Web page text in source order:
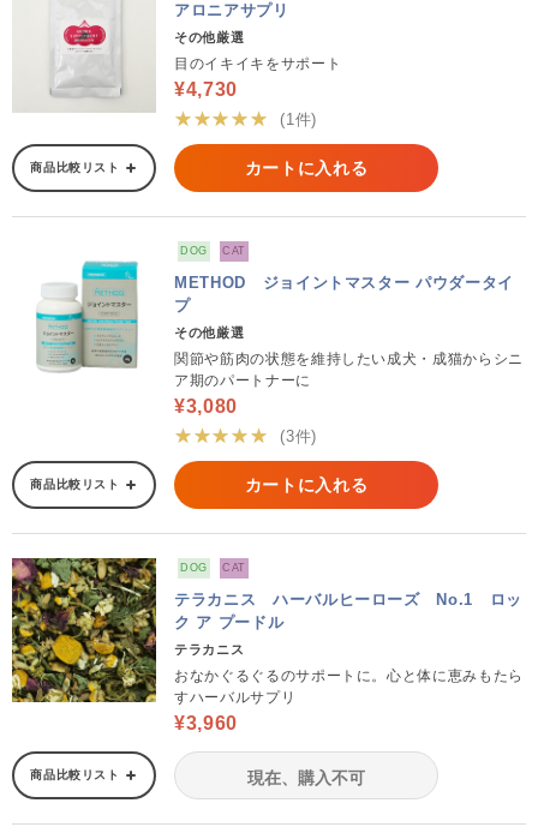
アロニアサプリ
その他厳選
目のイキイキをサポート
¥4,730
★★★★★
(1件)
商品比較リスト カートに入れる
DOG CAT
METHOD ジョイントマスター パウダータイ
プ
その他厳選
関節や筋肉の状態を維持したい成犬・成猫からシニ
ア期のパートナーに
¥3,080
★★★★★
(3件)
商品比較リスト カートに入れる
DOG CAT
テラカニス ハーバルヒーローズ No.1 ロッ
ク ア プードル
テラカニス
おなかぐるぐるのサポートに。心と体に恵みもたら
すハーバルサプリ
¥3,960
商品比較リスト 現在、購入不可